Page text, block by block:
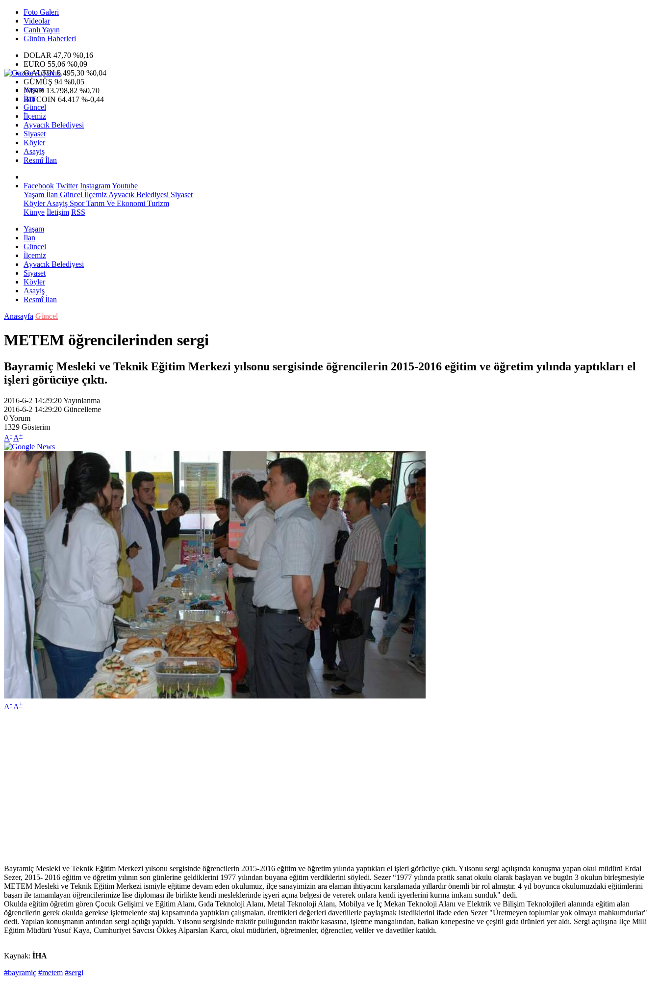
Foto Galeri
Videolar
Canlı Yayın
Günün Haberleri
DOLAR 47,70 %0,16
EURO 55,06 %0,09
G.ALTIN6.495,30 %0,04
GÜMÜŞ 94 %0,05
IMKB 13.798,82 %0,70
BITCOIN 64.417 %-0,44
Yaşam
İlan
Güncel
İlçemiz
Ayvacık Belediyesi
Siyaset
Köyler
Asayiş
Resmî İlan
Facebook Twitter InstagramYoutube
Yaşam İlan Güncel İlçemiz Ayvacık Belediyesi Siyaset
KöylerAsayiş SporTarım Ve Ekonomi Turizm
Künye İletişim RSS
Yaşam
İlan
Güncel
İlçemiz
Ayvacık Belediyesi
Siyaset
Köyler
Asayiş
Resmî İlan
Anasayfa Güncel
METEM öğrencilerinden sergi
Bayramiç Mesleki ve Teknik Eğitim Merkezi yılsonu sergisinde öğrencilerin 2015-2016 eğitim ve öğretim yılında yaptıkları el
işleri görücüye çıktı.
2016-6-2 14:29:20Yayınlanma
2016-6-2 14:29:20 Güncelleme
0Yorum
1329 Gösterim
A- A+
A- A+
Bayramiç Mesleki ve Teknik Eğitim Merkezi yılsonu sergisinde öğrencilerin 2015-2016 eğitim ve öğretim yılında yaptıkları el işleri görücüye çıktı. Yılsonu sergi açılışında konuşma yapan okul müdürü Erdal
Sezer, 2015- 2016 eğitim ve öğretim yılının son günlerine geldiklerini 1977 yılından buyana eğitim verdiklerini söyledi. Sezer “1977 yılında pratik sanat okulu olarak başlayan ve bugün 3 okulun birleşmesiyle
METEM Mesleki ve Teknik Eğitim Merkezi ismiyle eğitime devam eden okulumuz, ilçe sanayimizin ara elaman ihtiyacını karşılamada yıllardır önemli bir rol almıştır. 4 yıl boyunca okulumuzdaki eğitimlerini
başarı ile tamamlayan öğrencilerimize lise diploması ile birlikte kendi mesleklerinde işyeri açma belgesi de vererek onlara kendi işyerlerini kurma imkanı sunduk" dedi.
Okulda eğitim öğretim gören Çocuk Gelişimi ve Eğitim Alanı, Gıda Teknoloji Alanı, Metal Teknoloji Alanı, Mobilya ve İç Mekan Teknoloji Alanı ve Elektrik ve Bilişim Teknolojileri alanında eğitim alan
öğrencilerin gerek okulda gerekse işletmelerde staj kapsamında yaptıkları çalışmaları, ürettikleri değerleri davetlilerle paylaşmak istediklerini ifade eden Sezer "Üretmeyen toplumlar yok olmaya mahkumdurlar"
dedi. Yapılan konuşmanın ardından sergi açılığı yapıldı. Yılsonu sergisinde traktör pulluğundan traktör kasasına, işletme mangalından, balkan kanepesine ve çeşitli gıda ürünleri yer aldı. Sergi açılışına İlçe Milli
Eğitim Müdürü Yusuf Kaya, Cumhuriyet Savcısı Ökkeş Alparslan Karcı, okul müdürleri, öğretmenler, öğrenciler, veliler ve davetliler katıldı.
Kaynak: İHA
#bayramiç #metem #sergi